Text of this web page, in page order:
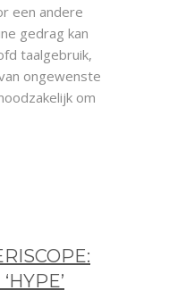
een andere
gedrag kan
taalgebruik,
ongewenste
om